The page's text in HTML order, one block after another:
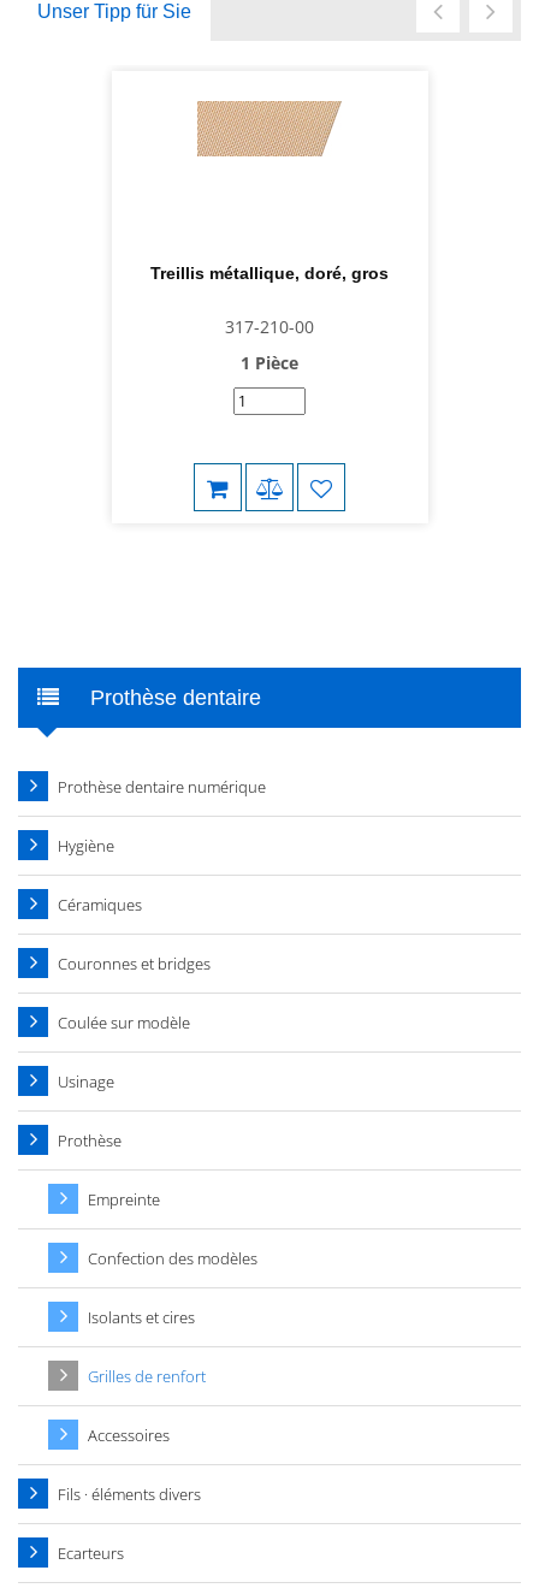
Unser Tipp für Sie
Treillis métallique, doré, gros
317-210-00
1 Pièce
Prothèse dentaire
Prothèse dentaire numérique
Hygiène
Céramiques
Couronnes et bridges
Coulée sur modèle
Usinage
Prothèse
Empreinte
Confection des modèles
Isolants et cires
Grilles de renfort
Accessoires
Fils · éléments divers
Ecarteurs